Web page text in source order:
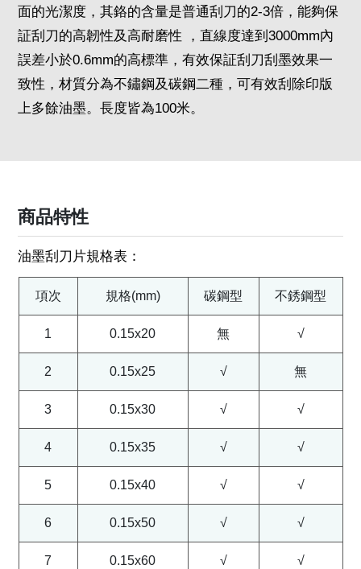
面的光潔度，其鉻的含量是普通刮刀的2-3倍，能夠保
証刮刀的高韌性及高耐磨性 ，直線度達到3000mm內
誤差小於0.6mm的高標準，有效保証刮刀刮墨效果一
致性，材質分為不鏽鋼及碳鋼二種，可有效刮除印版
上多餘油墨。長度皆為100米。
商品特性
油墨刮刀片規格表：
項次 規格(mm) 碳鋼型 不銹鋼型
1 0.15x20 無 √
2 0.15x25 √ 無
3 0.15x30 √ √
4 0.15x35 √ √
5 0.15x40 √ √
6 0.15x50 √ √
7 0.15x60 √ √